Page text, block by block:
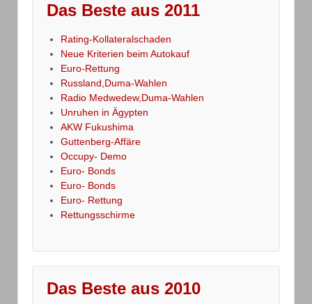
Das Beste aus 2011
Rating-Kollateralschaden
Neue Kriterien beim Autokauf
Euro-Rettung
Russland,Duma-Wahlen
Radio Medwedew,Duma-Wahlen
Unruhen in Ägypten
AKW Fukushima
Guttenberg-Affäre
Occupy- Demo
Euro- Bonds
Euro- Bonds
Euro- Rettung
Rettungsschirme
Das Beste aus 2010